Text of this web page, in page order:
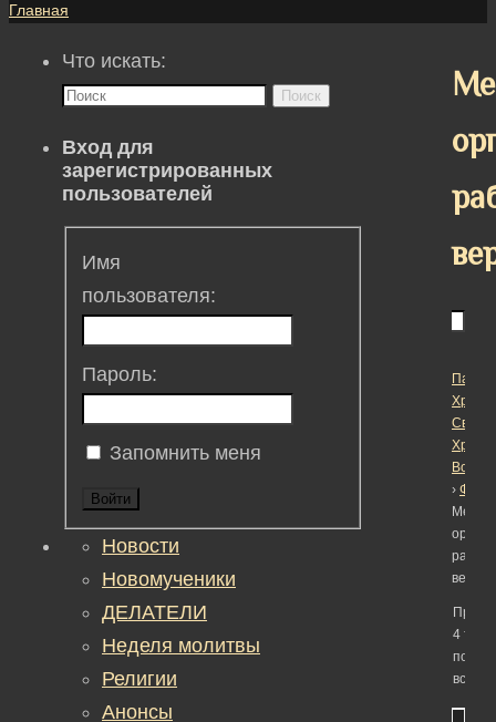
Главная
Пасха
›
Метка:
4 тем
по 4 (4
всего)
Что искать:
Поиск
Вход для
зарегистрированных
пользователей
Имя
пользователя:
Пароль:
Запомнить меня
Войти
Новости
Новомученики
ДЕЛАТЕЛИ
Неделя молитвы
Религии
Анонсы